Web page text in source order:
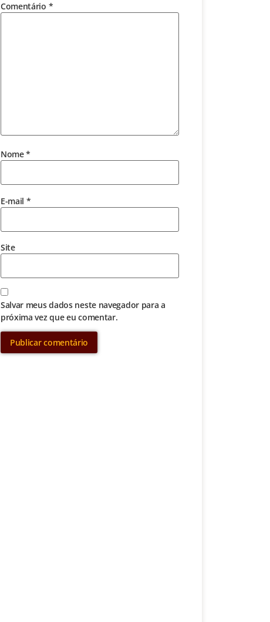
Comentário *
Nome*
E-mail *
Site
Salvar meus dados neste navegador para a
próxima vez que eu comentar.